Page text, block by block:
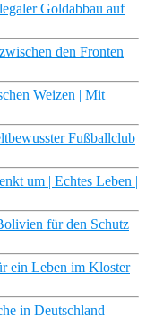
Goldabbau auf
den Fronten
Weizen | Mit
Fußballclub
um | Echtes Leben |
für den Schutz
ein Leben im Kloster
in Deutschland